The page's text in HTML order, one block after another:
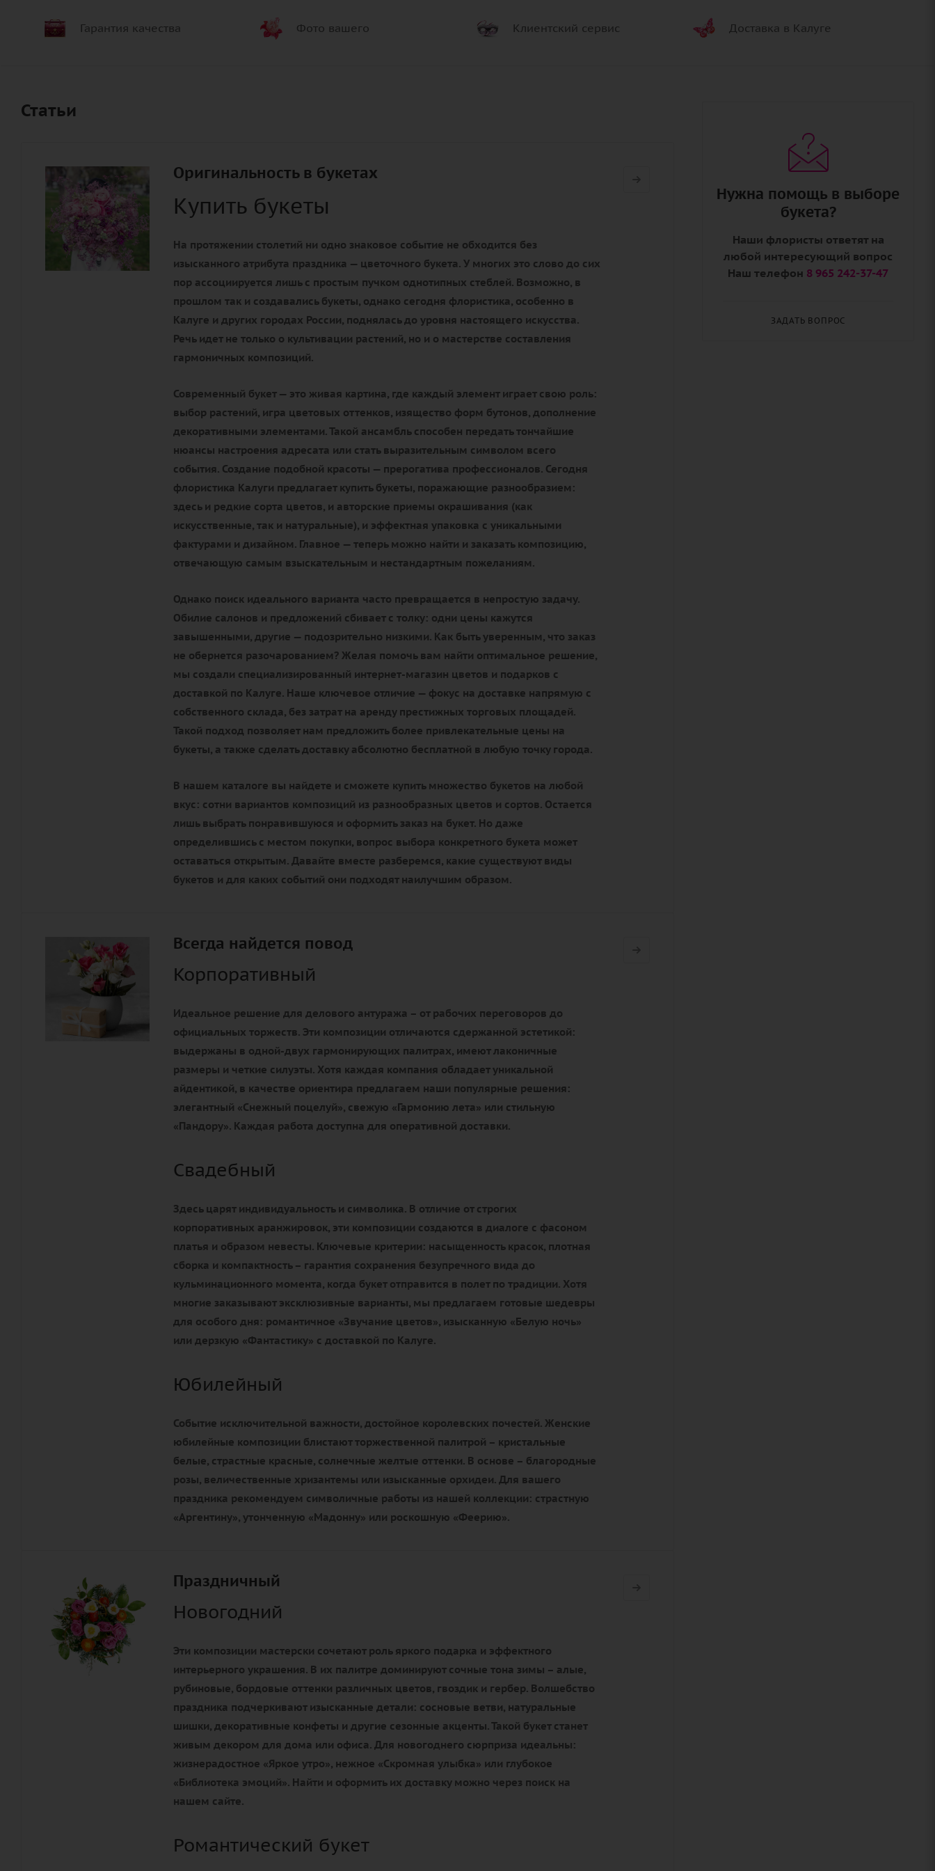
Гарантия качества Фото вашего Клиентский сервис Доставка в Калуге
Статьи
Оригинальность в букетах
Купить букеты
На протяжении столетий ни одно знаковое событие не обходится без
изысканного атрибута праздника — цветочного букета. У многих это слово до сих
пор ассоциируется лишь с простым пучком однотипных стеблей. Возможно, в
прошлом так и создавались букеты, однако сегодня флористика, особенно в
Калуге и других городах России, поднялась до уровня настоящего искусства.
Речь идет не только о культивации растений, но и о мастерстве составления
гармоничных композиций.
Современный букет — это живая картина, где каждый элемент играет свою роль:
выбор растений, игра цветовых оттенков, изящество форм бутонов, дополнение
декоративными элементами. Такой ансамбль способен передать тончайшие
нюансы настроения адресата или стать выразительным символом всего
события. Создание подобной красоты — прерогатива профессионалов. Сегодня
флористика Калуги предлагает купить букеты, поражающие разнообразием:
здесь и редкие сорта цветов, и авторские приемы окрашивания (как
искусственные, так и натуральные), и эффектная упаковка с уникальными
фактурами и дизайном. Главное — теперь можно найти и заказать композицию,
отвечающую самым взыскательным и нестандартным пожеланиям.
Однако поиск идеального варианта часто превращается в непростую задачу.
Обилие салонов и предложений сбивает с толку: одни цены кажутся
завышенными, другие — подозрительно низкими. Как быть уверенным, что заказ
не обернется разочарованием? Желая помочь вам найти оптимальное решение,
мы создали специализированный интернет-магазин цветов и подарков с
доставкой по Калуге. Наше ключевое отличие — фокус на доставке напрямую с
собственного склада, без затрат на аренду престижных торговых площадей.
Такой подход позволяет нам предложить более привлекательные цены на
букеты, а также сделать доставку абсолютно бесплатной в любую точку города.
В нашем каталоге вы найдете и сможете купить множество букетов на любой
вкус: сотни вариантов композиций из разнообразных цветов и сортов. Остается
лишь выбрать понравившуюся и оформить заказ на букет. Но даже
определившись с местом покупки, вопрос выбора конкретного букета может
оставаться открытым. Давайте вместе разберемся, какие существуют виды
букетов и для каких событий они подходят наилучшим образом.
Всегда найдется повод
Корпоративный
Идеальное решение для делового антуража – от рабочих переговоров до
официальных торжеств. Эти композиции отличаются сдержанной эстетикой:
выдержаны в одной-двух гармонирующих палитрах, имеют лаконичные
размеры и четкие силуэты. Хотя каждая компания обладает уникальной
айдентикой, в качестве ориентира предлагаем наши популярные решения:
элегантный «Снежный поцелуй», свежую «Гармонию лета» или стильную
«Пандору». Каждая работа доступна для оперативной доставки.
Свадебный
Здесь царят индивидуальность и символика. В отличие от строгих
корпоративных аранжировок, эти композиции создаются в диалоге с фасоном
платья и образом невесты. Ключевые критерии: насыщенность красок, плотная
сборка и компактность – гарантия сохранения безупречного вида до
кульминационного момента, когда букет отправится в полет по традиции. Хотя
многие заказывают эксклюзивные варианты, мы предлагаем готовые шедевры
для особого дня: романтичное «Звучание цветов», изысканную «Белую ночь»
или дерзкую «Фантастику» с доставкой по Калуге.
Юбилейный
Событие исключительной важности, достойное королевских почестей. Женские
юбилейные композиции блистают торжественной палитрой – кристальные
белые, страстные красные, солнечные желтые оттенки. В основе – благородные
розы, величественные хризантемы или изысканные орхидеи. Для вашего
праздника рекомендуем символичные работы из нашей коллекции: страстную
«Аргентину», утонченную «Мадонну» или роскошную «Феерию».
Праздничный
Новогодний
Эти композиции мастерски сочетают роль яркого подарка и эффектного
интерьерного украшения. В их палитре доминируют сочные тона зимы – алые,
рубиновые, бордовые оттенки различных цветов, гвоздик и гербер. Волшебство
праздника подчеркивают изысканные детали: сосновые ветви, натуральные
шишки, декоративные конфеты и другие сезонные акценты. Такой букет станет
живым декором для дома или офиса. Для новогоднего сюрприза идеальны:
жизнерадостное «Яркое утро», нежное «Скромная улыбка» или глубокое
«Библиотека эмоций». Найти и оформить их доставку можно через поиск на
нашем сайте.
Романтический букет
Нужна помощь в выборе
букета?
Наши флористы ответят на
любой интересующий вопрос
Наш телефон 8 965 242-37-47
ЗАДАТЬ ВОПРОС